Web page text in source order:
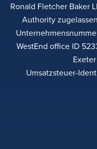
Ronald Fletcher Baker
Authority
WestEnd office ID
Umsatzsteuer-